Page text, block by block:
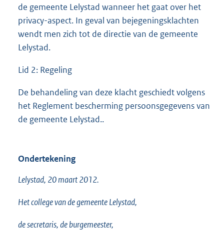
de gemeente Lelystad wanneer het gaat over het
privacy-aspect. In geval van bejegeningsklachten
wendt men zich tot de directie van de gemeente
Lelystad.
Lid 2: Regeling
De behandeling van deze klacht geschiedt volgens
het Reglement bescherming persoonsgegevens van
de gemeente Lelystad..
Ondertekening
Lelystad, 20 maart 2012.
Het college van de gemeente Lelystad,
de secretaris, de burgemeester,